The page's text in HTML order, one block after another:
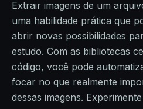
Extrair imagens de um
uma habilidade prática que
abrir novas possibilidades
estudo. Com as bibliotecas
código, você pode
focar no que realmente
dessas imagens.